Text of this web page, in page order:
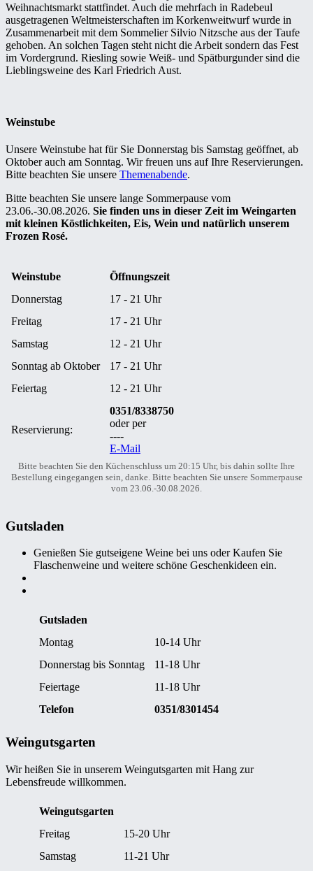
Weihnachtsmarkt stattfindet. Auch die mehrfach in Radebeul
ausgetragenen Weltmeisterschaften im Korkenweitwurf wurde in
Zusammenarbeit mit dem Sommelier Silvio Nitzsche aus der Taufe
gehoben. An solchen Tagen steht nicht die Arbeit sondern das Fest
im Vordergrund. Riesling sowie Weiß- und Spätburgunder sind die
Lieblingsweine des Karl Friedrich Aust.
Weinstube
Unsere Weinstube hat für Sie Donnerstag bis Samstag geöffnet, ab
Oktober auch am Sonntag. Wir freuen uns auf Ihre Reservierungen.
Bitte beachten Sie unsere Themenabende.
Bitte beachten Sie unsere lange Sommerpause vom
23.06.-30.08.2026. Sie finden uns in dieser Zeit im Weingarten
mit kleinen Köstlichkeiten, Eis, Wein und natürlich unserem
Frozen Rosé.
Weinstube
Öffnungszeit
Donnerstag
17 - 21 Uhr
Freitag
17 - 21 Uhr
Samstag
12 - 21 Uhr
Sonntag ab Oktober
17 - 21 Uhr
Feiertag
12 - 21 Uhr
Reservierung:
0351/8338750
oder per
----
E-Mail
Bitte beachten Sie den Küchenschluss um 20:15 Uhr, bis dahin sollte Ihre
Bestellung eingegangen sein, danke. Bitte beachten Sie unsere Sommerpause
vom 23.06.-30.08.2026.
Gutsladen
Genießen Sie gutseigene Weine bei uns oder Kaufen Sie
Flaschenweine und weitere schöne Geschenkideen ein.
Gutsladen
Montag
10-14 Uhr
Donnerstag bis Sonntag
11-18 Uhr
Feiertage
11-18 Uhr
Telefon
0351/8301454
Weingutsgarten
Wir heißen Sie in unserem Weingutsgarten mit Hang zur
Lebensfreude willkommen.
Weingutsgarten
Freitag
15-20 Uhr
Samstag
11-21 Uhr